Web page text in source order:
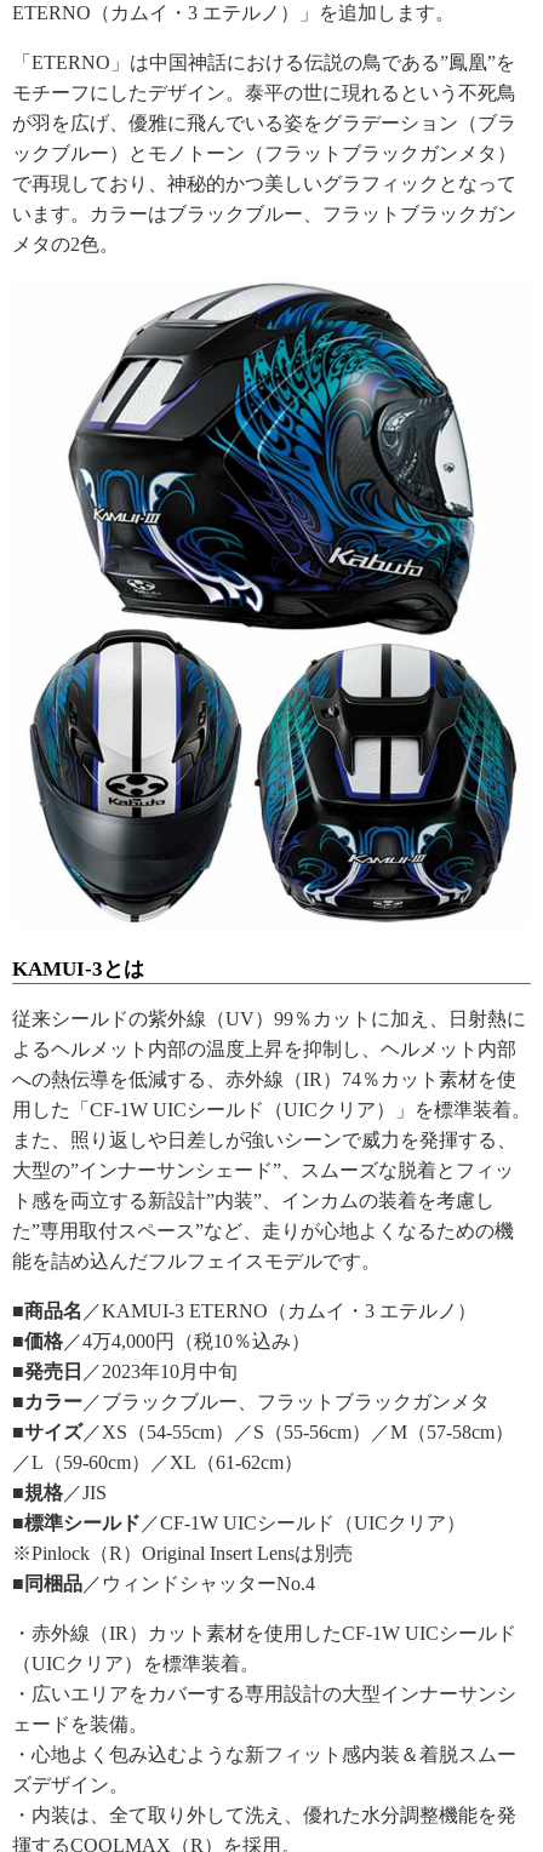
ETERNO（カムイ・3 エテルノ）」を追加します。
「ETERNO」は中国神話における伝説の鳥である”鳳凰”を
モチーフにしたデザイン。泰平の世に現れるという不死鳥
が羽を広げ、優雅に飛んでいる姿をグラデーション（ブラ
ックブルー）とモノトーン（フラットブラックガンメタ）
で再現しており、神秘的かつ美しいグラフィックとなって
います。カラーはブラックブルー、フラットブラックガン
メタの2色。
KAMUI-3とは
従来シールドの紫外線（UV）99％カットに加え、日射熱に
よるヘルメット内部の温度上昇を抑制し、ヘルメット内部
への熱伝導を低減する、赤外線（IR）74％カット素材を使
用した「CF-1W UICシールド（UICクリア）」を標準装着。
また、照り返しや日差しが強いシーンで威力を発揮する、
大型の”インナーサンシェード”、スムーズな脱着とフィッ
ト感を両立する新設計”内装”、インカムの装着を考慮し
た”専用取付スペース”など、走りが心地よくなるための機
能を詰め込んだフルフェイスモデルです。
■商品名 ／KAMUI-3 ETERNO（カムイ・3 エテルノ）
■価格 ／4万4,000円（税10％込み）
■発売日 ／2023年10月中旬
■カラー ／ブラックブルー、フラットブラックガンメタ
■サイズ／XS（54-55cm）／S（55-56cm）／M（57-58cm）
／L（59-60cm）／XL（61-62cm）
■規格 ／JIS
■標準シールド ／CF-1W UICシールド（UICクリア）
※Pinlock（R）Original Insert Lensは別売
■同梱品 ／ウィンドシャッターNo.4
・赤外線（IR）カット素材を使用したCF-1W UICシールド
（UICクリア）を標準装着。
・広いエリアをカバーする専用設計の大型インナーサンシ
ェードを装備。
・心地よく包み込むような新フィット感内装＆着脱スムー
ズデザイン。
・内装は、全て取り外して洗え、優れた水分調整機能を発
揮するCOOLMAX（R）を採用。